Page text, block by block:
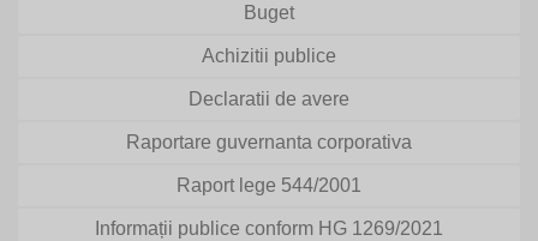
Buget
Achizitii publice
Declaratii de avere
Raportare guvernanta corporativa
Raport lege 544/2001
Informații publice conform HG 1269/2021